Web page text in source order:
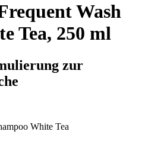
Wash
Tea, 250 ml
zur
White Tea